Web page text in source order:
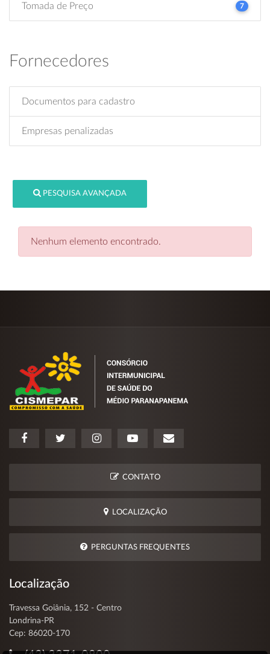
Tomada de Preço 7
Fornecedores
Documentos para cadastro
Empresas penalizadas
PESQUISA AVANÇADA
Nenhum elemento encontrado.
CONTATO
LOCALIZAÇÃO
PERGUNTAS FREQUENTES
Localização
Travessa Goiânia, 152 - Centro
Londrina-PR
Cep: 86020-170